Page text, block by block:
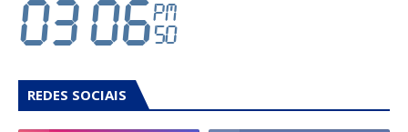
REDES SOCIAIS